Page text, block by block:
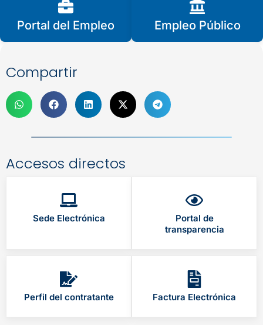
Portal del Empleo Empleo Público
Compartir
Accesos directos
Sede Electrónica
Portal de
transparencia
Perfil del contratante Factura Electrónica